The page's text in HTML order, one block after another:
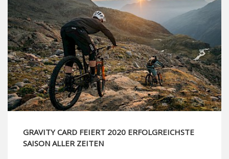
GRAVITY CARD FEIERT 2020 ERFOLGREICHSTE
SAISON ALLER ZEITEN